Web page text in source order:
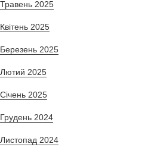
Травень 2025
Квітень 2025
Березень 2025
Лютий 2025
Січень 2025
Грудень 2024
Листопад 2024